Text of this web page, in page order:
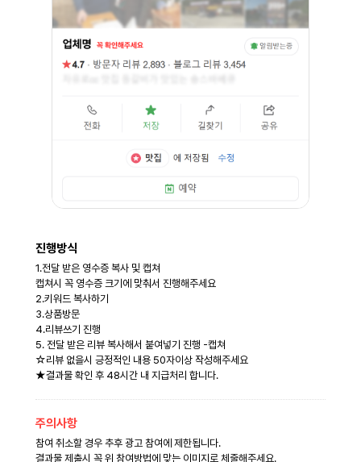
진행방식
1.전달 받은 영수증 복사 및 캡쳐
캡쳐시 꼭 영수증 크기에 맞춰서 진행해주세요
2.키워드 복사하기
3.상품방문
4.리뷰쓰기 진행
5. 전달 받은 리뷰 복사해서 붙여넣기 진행 -캡쳐
☆리뷰 없을시 긍정적인 내용 50자이상 작성해주세요
★결과물 확인 후 48시간 내 지급처리 합니다.
주의사항
참여 취소할 경우 추후 광고 참여에 제한됩니다.
결과물 제출시 꼭 위 참여방법에 맞는 이미지로 체줄해주세요.